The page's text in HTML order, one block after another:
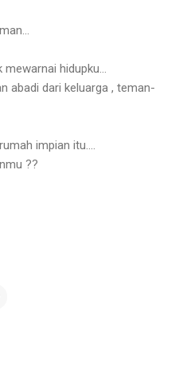
mewarnai hidupku...
abadi dari keluarga , teman-
impian itu....
??